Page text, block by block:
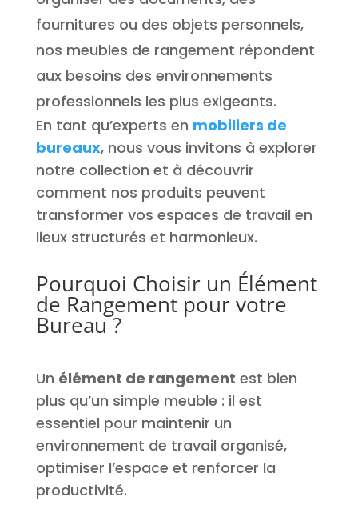
fournitures ou des objets personnels,
nos meubles de rangement répondent
aux besoins des environnements
professionnels les plus exigeants.
En tant qu’experts en mobiliers de
bureaux, nous vous invitons à explorer
notre collection et à découvrir
comment nos produits peuvent
transformer vos espaces de travail en
lieux structurés et harmonieux.
Pourquoi Choisir un Élément
de Rangement pour votre
Bureau ?
Un élément de rangement est bien
plus qu’un simple meuble : il est
essentiel pour maintenir un
environnement de travail organisé,
optimiser l’espace et renforcer la
productivité.